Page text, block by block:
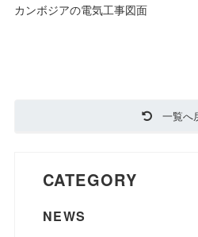
カンボジアの電気工事図面
一覧へ
CATEGORY
NEWS